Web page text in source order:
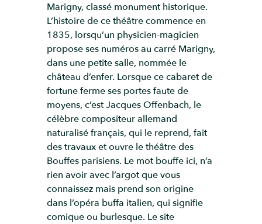
Marigny, classé monument historique.
L’histoire de ce théâtre commence en
1835, lorsqu’un physicien-magicien
propose ses numéros au carré Marigny,
dans une petite salle, nommée le
château d’enfer. Lorsque ce cabaret de
fortune ferme ses portes faute de
moyens, c’est Jacques Offenbach, le
célèbre compositeur allemand
naturalisé français, qui le reprend, fait
des travaux et ouvre le théâtre des
Bouffes parisiens. Le mot bouffe ici, n’a
rien avoir avec l’argot que vous
connaissez mais prend son origine
dans l’opéra buffa italien, qui signifie
comique ou burlesque. Le site